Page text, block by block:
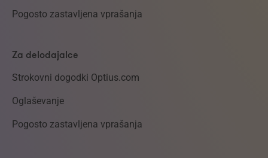
Pogosto zastavljena vprašanja
Za delodajalce
Strokovni dogodki Optius.com
Oglaševanje
Pogosto zastavljena vprašanja